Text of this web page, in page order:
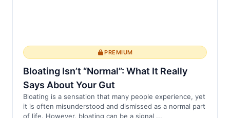
PREMIUM
Bloating Isn’t “Normal”: What It Really
Says About Your Gut
Bloating is a sensation that many people experience, yet
it is often misunderstood and dismissed as a normal part
of life. However, bloating can be a signal ...